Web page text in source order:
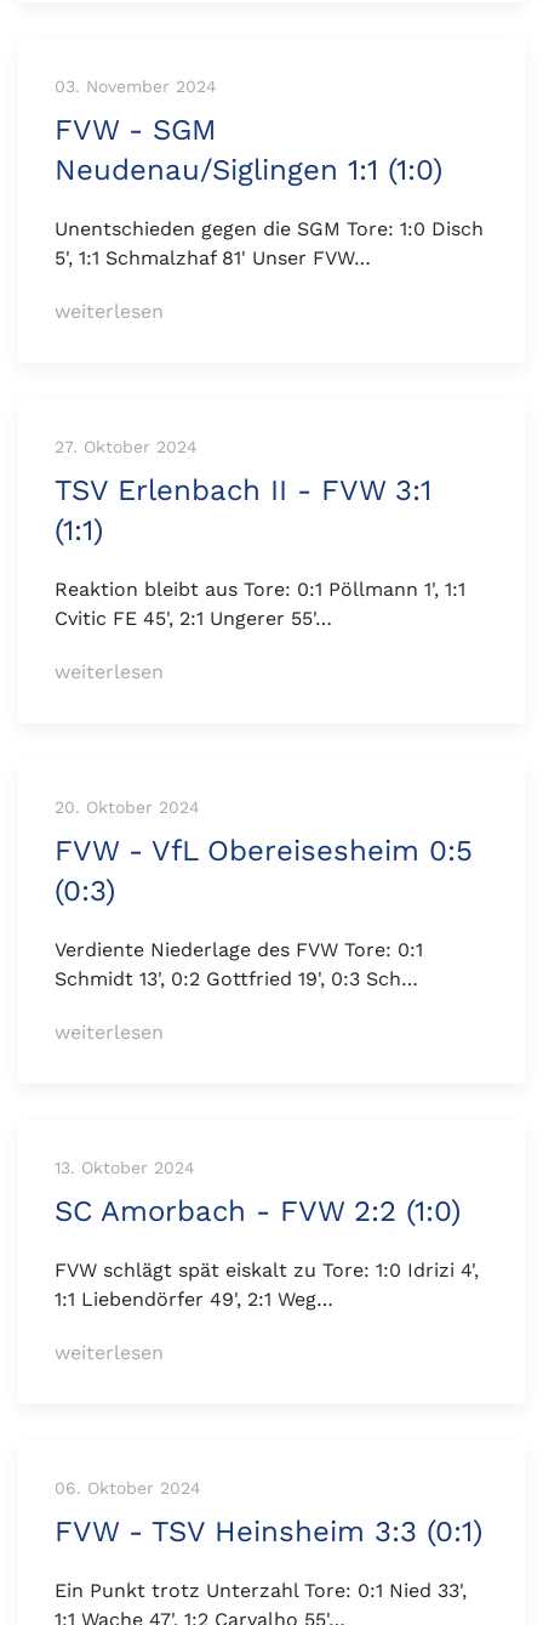
03. November 2024
FVW - SGM
Neudenau/Siglingen 1:1 (1:0)
Unentschieden gegen die SGM Tore: 1:0 Disch
5', 1:1 Schmalzhaf 81' Unser FVW…
weiterlesen
27. Oktober 2024
TSV Erlenbach II - FVW 3:1
(1:1)
Reaktion bleibt aus Tore: 0:1 Pöllmann 1', 1:1
Cvitic FE 45', 2:1 Ungerer 55'…
weiterlesen
20. Oktober 2024
FVW - VfL Obereisesheim 0:5
(0:3)
Verdiente Niederlage des FVW Tore: 0:1
Schmidt 13', 0:2 Gottfried 19', 0:3 Sch…
weiterlesen
13. Oktober 2024
SC Amorbach - FVW 2:2 (1:0)
FVW schlägt spät eiskalt zu Tore: 1:0 Idrizi 4',
1:1 Liebendörfer 49', 2:1 Weg…
weiterlesen
06. Oktober 2024
FVW - TSV Heinsheim 3:3 (0:1)
Ein Punkt trotz Unterzahl Tore: 0:1 Nied 33',
1:1 Wache 47', 1:2 Carvalho 55'…